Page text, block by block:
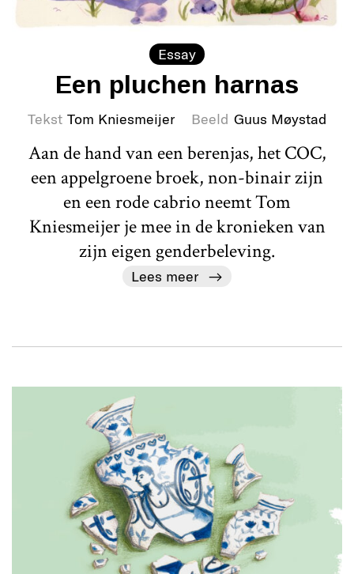
Essay
Een pluchen harnas
Tekst Tom Kniesmeijer Beeld Guus Møystad
Aan de hand van een berenjas, het COC,
een appelgroene broek, non-binair zijn
en een rode cabrio neemt Tom
Kniesmeijer je mee in de kronieken van
zijn eigen genderbeleving.
Lees meer